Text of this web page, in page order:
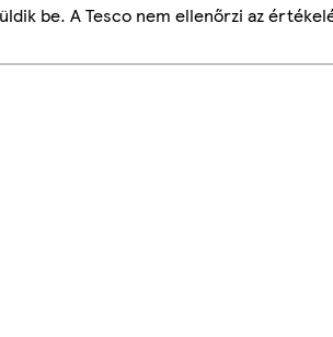
be. A Tesco nem ellenőrzi az